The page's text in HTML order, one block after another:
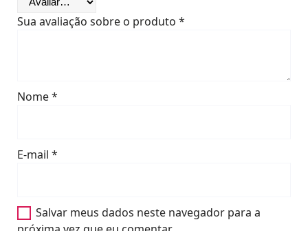
Sua avaliação sobre o produto *
Nome*
E-mail *
Salvar meus dados neste navegador para a